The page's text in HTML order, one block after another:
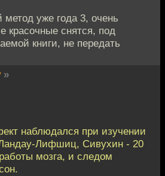
уже года 3, очень
красочные снятся, под
книги, не передать
»
наблюдался при изучении
Лифшиц, Сивухин - 20
мозга, и следом